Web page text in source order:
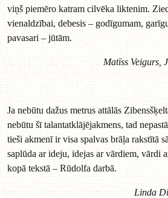
viņš piemēro katram cilvēka liktenim.
vienaldzībai, debesis – godīgumam,
pavasari – jūtām.
Matīss Veigurs,
Ja nebūtu dažus metrus attālās
nebūtu šī talantatklājējakmens, tad
tieši akmenī ir visa spalvas brāļa rakstītā
saplūda ar ideju, idejas ar vārdiem, vārdi
kopā tekstā – Rūdolfa darbā.
Linda